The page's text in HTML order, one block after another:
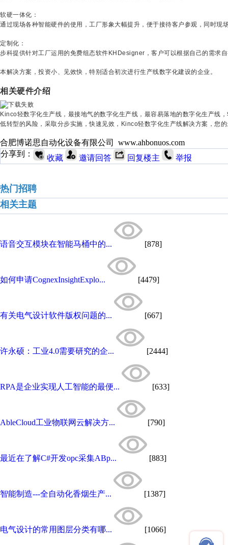
软硬一体化：
通过现场各种智能硬件的使用，工厂形象大幅提升，便于接待客户参观，同时
定制化：
步科提供针对工厂运用的免费组态软件KHDesigner，客户可以根据自己的需求
本解决方案，投资小、见效快，特别适合初次进行生产线数字化建设的企业。
相关硬件介绍
Kinco轻数字化生产线，最接地气的数字化生产线，最容易落地的数字化生产线
低转型的风险，采取分步实施，快速见效，Kinco轻数字化生产线解决方案，您
合肥博诺思自动化设备有限公司 www.ahbonuos.com
分享到：
收藏 邀请回答 回复楼主 举报
热门招聘
相关主题
语音交互模块在智能马桶中的... [878]
如何申请CognexInsightExplo... [4479]
有关电气设计软件版权问题的... [667]
许永硕：工业4.0需要研究的企... [2444]
RPA是企业实现人工智能的最便... [633]
AbleCloud工业物联网云解决方... [790]
最近在了解C#开发opc采集ABp... [883]
智能制造---全自动化香烟生产... [1387]
电气设计的常用图层分类有哪... [1066]